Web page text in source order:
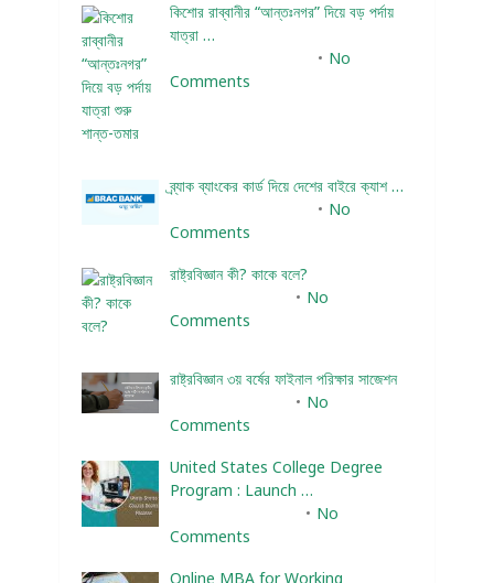
কিশোর রাব্বানীর “আন্তঃনগর” দিয়ে বড় পর্দায়
যাত্রা …
No
Comments
ব্র্যাক ব্যাংকের কার্ড দিয়ে দেশের বাইরে ক্যাশ …
No
Comments
রাষ্ট্রবিজ্ঞান কী? কাকে বলে?
No
Comments
রাষ্ট্রবিজ্ঞান ৩য় বর্ষের ফাইনাল পরিক্ষার সাজেশন
No
Comments
United States College Degree
Program : Launch …
No
Comments
Online MBA for Working